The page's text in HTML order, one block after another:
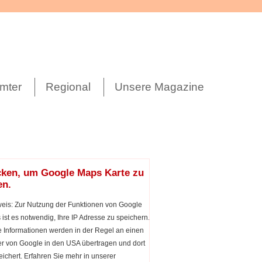
Regional Unsere Magazine
um Google Maps Karte zu
Zur Nutzung der Funktionen von Google
ist es notwendig, Ihre IP Adresse zu speichern.
Informationen werden in der Regel an einen
von Google in den USA übertragen und dort
Erfahren Sie mehr in unserer